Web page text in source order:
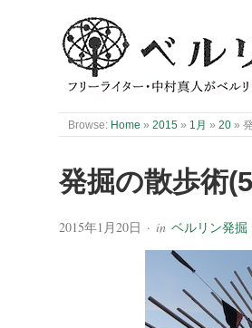
Browse: Home » 2015 » 1月 » 20 »
発掘の散歩術
2015年1月20日 · in ベルリン発掘